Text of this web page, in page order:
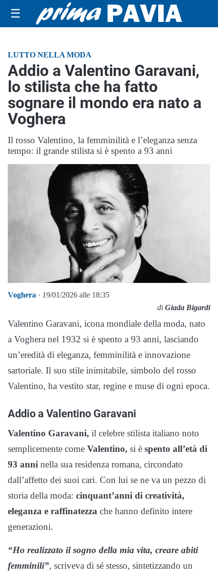
☰
LUTTO NELLA MODA
Addio a Valentino Garavani,
lo stilista che ha fatto
sognare il mondo era nato a
Voghera
Il rosso Valentino, la femminilità e l’eleganza senza
tempo: il grande stilista si è spento a 93 anni
Voghera · 19/01/2026 alle 18:35
di Giada Bigardi
Valentino Garavani, icona mondiale della moda, nato
a Voghera nel 1932 si è spento a 93 anni, lasciando
un’eredità di eleganza, femminilità e innovazione
sartoriale. Il suo stile inimitabile, simbolo del rosso
Valentino, ha vestito star, regine e muse di ogni epoca.
Addio a Valentino Garavani
Valentino Garavani, il celebre stilista italiano noto
semplicemente come Valentino, si è spento all’età di
93 anni nella sua residenza romana, circondato
dall’affetto dei suoi cari. Con lui se ne va un pezzo di
storia della moda: cinquant’anni di creatività,
eleganza e raffinatezza che hanno definito intere
generazioni.
“Ho realizzato il sogno della mia vita, creare abiti
femminili”, scriveva di sé stesso, sintetizzando un